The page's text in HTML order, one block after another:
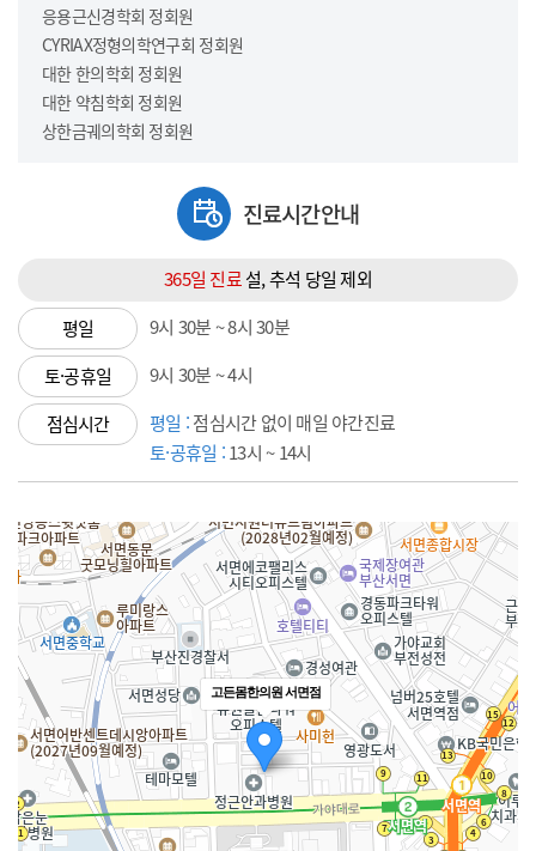
응용근신경학회 정회원
CYRIAX정형의학연구회 정회원
대한 한의학회 정회원
대한 약침학회 정회원
상한금궤의학회 정회원
진료시간안내
365일 진료설, 추석 당일 제외
평일
9시 30분 ~ 8시 30분
토·공휴일
9시 30분 ~ 4시
점심시간
평일 :점심시간 없이 매일 야간진료
토·공휴일 :13시 ~ 14시
고든몸한의원 서면점